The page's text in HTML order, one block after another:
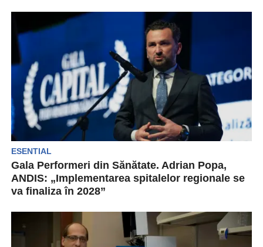
de la UMF Iași a câștigat numeroase premii în...
ESENTIAL
Gala Performeri din Sănătate. Adrian Popa,
ANDIS: „Implementarea spitalelor regionale se
va finaliza în 2028”
anul acesta excelența profesională și
managerială în acest...